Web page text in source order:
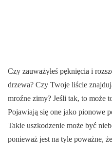
Czy zauważyłeś pęknięcia i
drzewa? Czy Twoje liście
mroźne zimy? Jeśli tak, to może
Pojawiają się one jako pionowe
Takie uszkodzenie może być
ponieważ jest na tyle poważne,